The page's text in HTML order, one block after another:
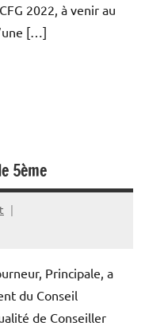
2022, à venir au
[…]
5ème
Principale, a
du Conseil
de Conseiller